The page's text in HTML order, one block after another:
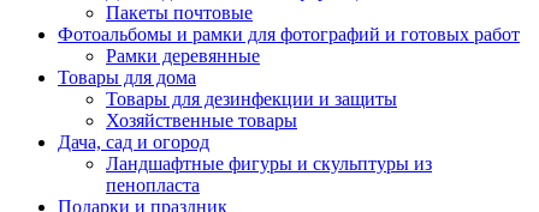
Пакеты почтовые
Фотоальбомы и рамки для фотографий и готовых работ
Рамки деревянные
Товары для дома
Товары для дезинфекции и защиты
Хозяйственные товары
Дача, сад и огород
Ландшафтные фигуры и скульптуры из
пенопласта
Подарки и праздник